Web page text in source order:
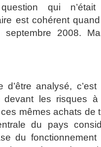
qui
est cohérent
septembre 2008.
analysé,
devant les risques
mêmes achats de
du pays
du